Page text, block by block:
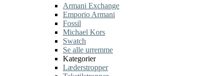
Armani Exchange
Emporio Armani
Fossil
Michael Kors
Swatch
Se alle urremme
Kategorier
Læderstropper